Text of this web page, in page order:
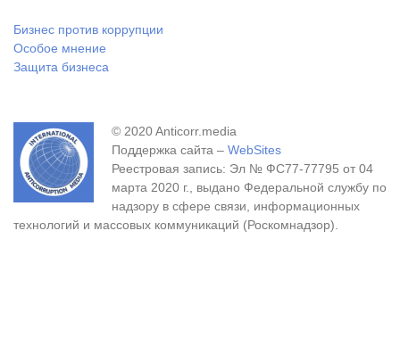
Бизнес против коррупции
Особое мнение
Защита бизнеса
© 2020 Anticorr.media
Поддержка сайта – WebSites
Реестровая запись: Эл № ФС77-77795 от 04
марта 2020 г., выдано Федеральной службу по
надзору в сфере связи, информационных
технологий и массовых коммуникаций (Роскомнадзор).